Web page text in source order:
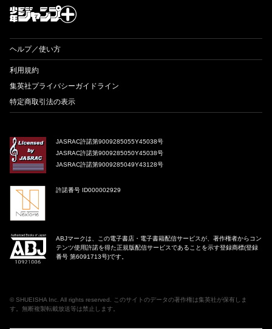
ヘルプ／使い方
利用規約
集英社プライバシーガイドライン
特定商取引法の表示
JASRAC許諾第9009285055Y45038号
JASRAC許諾第9009285050Y45038号
JASRAC許諾第9009285049Y43128号
許諾番号 ID000002929
ABJマークは、この電子書店・電子書籍配信サービスが、著作権者からコン
テンツ使用許諾を得た正規版配信サービスであることを示す登録商標(登録
番号 第6091713号)です。
© SHUEISHA Inc. All rights reserved. このサイトのデータの著作権は集英社が保有しま
す。無断複製転載放送等は禁止します。